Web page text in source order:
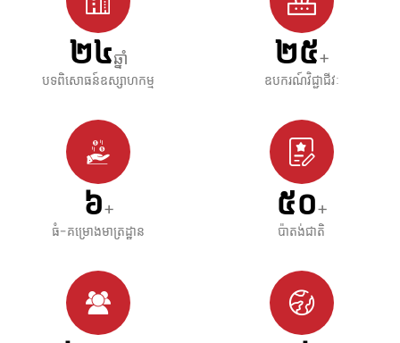
២៤ឆ្នាំ
បទពិសោធន៍ឧស្សាហកម្ម
២៥+
ឧបករណ៍វិជ្ជាជីវៈ
៦+
ធំ-គម្រោងមាត្រដ្ឋាន
៥០+
ប៉ាតង់ជាតិ